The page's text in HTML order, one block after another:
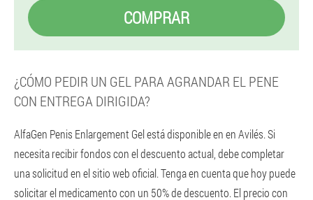
COMPRAR
¿CÓMO PEDIR UN GEL PARA AGRANDAR EL PENE
CON ENTREGA DIRIGIDA?
AlfaGen Penis Enlargement Gel está disponible en en Avilés. Si
necesita recibir fondos con el descuento actual, debe completar
una solicitud en el sitio web oficial. Tenga en cuenta que hoy puede
solicitar el medicamento con un 50% de descuento. El precio con